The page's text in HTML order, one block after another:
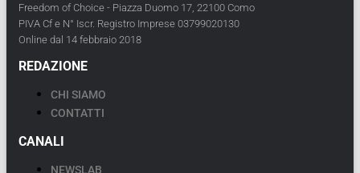
Freedom of Choice - Piazza Duomo 17, 22100 Como
PIVA Cf e N° Iscr. Registro Imprese 03799020130
Online dal 14 febbraio 2018
REDAZIONE
CHI SIAMO
CONTATTI
CANALI
NEWSLAB